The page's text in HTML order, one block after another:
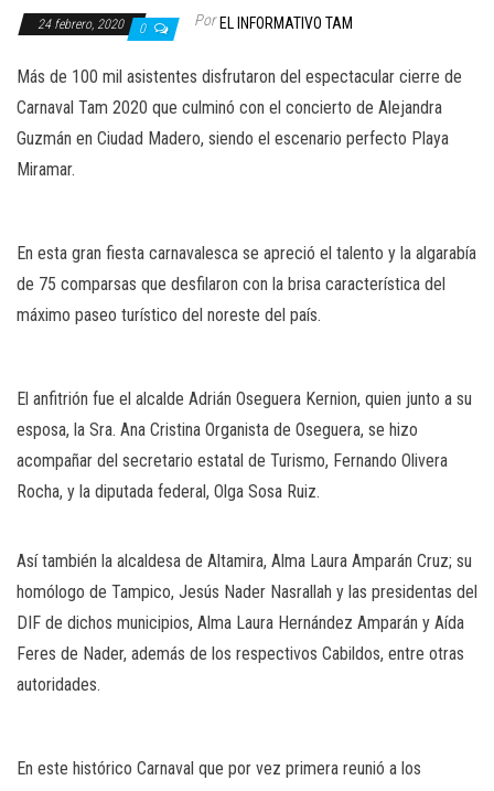
24 febrero, 2020 0 Por EL INFORMATIVO TAM
Más de 100 mil asistentes disfrutaron del espectacular cierre de
Carnaval Tam 2020 que culminó con el concierto de Alejandra
Guzmán en Ciudad Madero, siendo el escenario perfecto Playa
Miramar.
En esta gran fiesta carnavalesca se apreció el talento y la algarabía
de 75 comparsas que desfilaron con la brisa característica del
máximo paseo turístico del noreste del país.
El anfitrión fue el alcalde Adrián Oseguera Kernion, quien junto a su
esposa, la Sra. Ana Cristina Organista de Oseguera, se hizo
acompañar del secretario estatal de Turismo, Fernando Olivera
Rocha, y la diputada federal, Olga Sosa Ruiz.
Así también la alcaldesa de Altamira, Alma Laura Amparán Cruz; su
homólogo de Tampico, Jesús Nader Nasrallah y las presidentas del
DIF de dichos municipios, Alma Laura Hernández Amparán y Aída
Feres de Nader, además de los respectivos Cabildos, entre otras
autoridades.
En este histórico Carnaval que por vez primera reunió a los